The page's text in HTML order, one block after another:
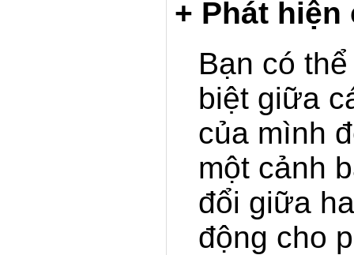
+ Phát
Bạn có
biệt giữa
của mình
một cảnh
đổi giữa
động cho